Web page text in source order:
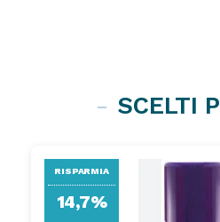
SCELTI
RISPARMIA
14,7%